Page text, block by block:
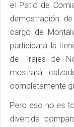
el Patio de
demostración
cargo de
participará la
de Trajes de
mostrará
completamente
Pero eso no es
divertida